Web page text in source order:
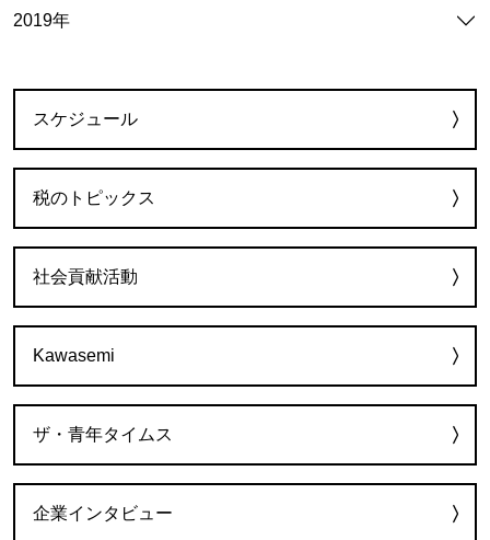
2019年
スケジュール
税のトピックス
社会貢献活動
Kawasemi
ザ・青年タイムス
企業インタビュー